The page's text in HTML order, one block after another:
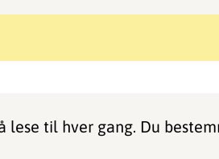
lese til hver gang. Du